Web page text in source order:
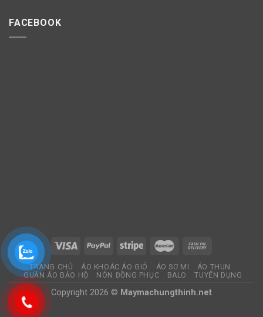
FACEBOOK
TRANG CHỦ ÁO KHOÁC ÁO GIÓ ÁO SƠ MI
ÁO THUN
QUẦN ÁO BẢO HỘ
NÓN ĐỒNG PHỤC BALO TUYỂN DỤNG
Copyright 2026 © Maymachungthinh.net